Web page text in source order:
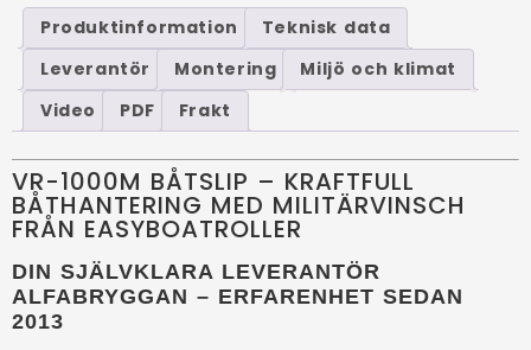
Produktinformation
Teknisk data
Leverantör
Montering
Miljö och klimat
Video
PDF Frakt
VR-1000M BÅTSLIP – KRAFTFULL
BÅTHANTERING MED MILITÄRVINSCH
FRÅN EASYBOATROLLER
DIN SJÄLVKLARA LEVERANTÖR
ALFABRYGGAN – ERFARENHET SEDAN
2013